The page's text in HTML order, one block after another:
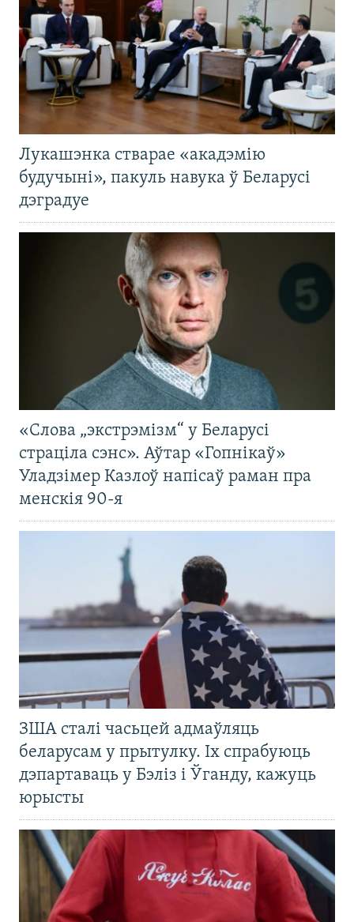
Лукашэнка стварае «акадэмію
будучыні», пакуль навука ў Беларусі
дэградуе
«Слова „экстрэмізм“ у Беларусі
страціла сэнс». Аўтар «Гопнікаў»
Уладзімер Казлоў напісаў раман пра
менскія 90-я
ЗША сталі часьцей адмаўляць
беларусам у прытулку. Іх спрабуюць
дэпартаваць у Бэліз і Ўганду, кажуць
юрысты